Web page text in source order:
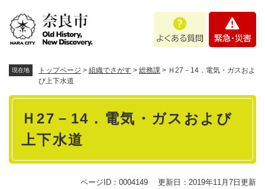
あ
問
・
現在地 トップページ > 組織でさがす > 総務課 > Ｈ27－14．電気・ガスおよ
び上下水道
本
Ｈ27－14．電気・ガスおよび
上下水道
ページID：0004149 更新日：2019年11月7日更新